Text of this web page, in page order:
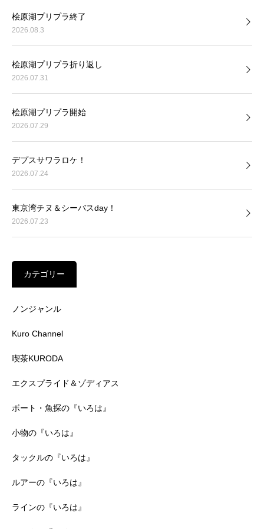
桧原湖プリプラ終了
2026.08.3
桧原湖プリプラ折り返し
2026.07.31
桧原湖プリプラ開始
2026.07.29
デプスサワラロケ！
2026.07.24
東京湾チヌ＆シーバスday！
2026.07.23
カテゴリー
ノンジャンル
Kuro Channel
喫茶KURODA
エクスプライド＆ゾディアス
ボート・魚探の『いろは』
小物の『いろは』
タックルの『いろは』
ルアーの『いろは』
ラインの『いろは』